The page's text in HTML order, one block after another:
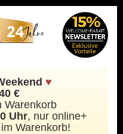
♥
€
Warenkorb
Uhr, nur online+
Warenkorb!